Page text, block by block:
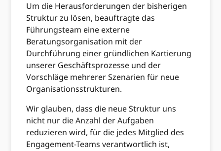
Um die Herausforderungen der bisherigen
Struktur zu lösen, beauftragte das
Führungsteam eine externe
Beratungsorganisation mit der
Durchführung einer gründlichen Kartierung
unserer Geschäftsprozesse und der
Vorschläge mehrerer Szenarien für neue
Organisationsstrukturen.
Wir glauben, dass die neue Struktur uns
nicht nur die Anzahl der Aufgaben
reduzieren wird, für die jedes Mitglied des
Engagement-Teams verantwortlich ist,